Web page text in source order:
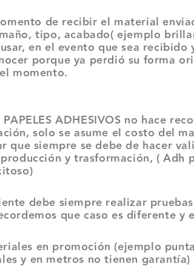
de recibir el material enviado
tipo, acabado( ejemplo
en el evento que sea
porque ya perdió su forma
momento.
ADHESIVOS no hace
solo se asume el costo del
que siempre se debe de hacer
y trasformación, ( Adh
siempre realizar pruebas
que caso es diferente
en promoción (ejemplo puntas
y en metros no tienen garantía)